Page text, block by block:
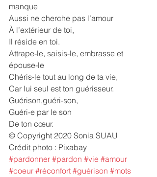
manque
Aussi ne cherche pas l’amour
À l’extérieur de toi,
Il réside en toi.
Attrape-le, saisis-le, embrasse et
épouse-le
Chéris-le tout au long de ta vie,
Car lui seul est ton guérisseur.
Guérison,guéri-son,
Guéri-e par le son
De ton cœur.
© Copyright 2020 Sonia SUAU
Crédit photo : Pixabay
#pardonner #pardon #vie #amour
#coeur #réconfort #guérison #mots